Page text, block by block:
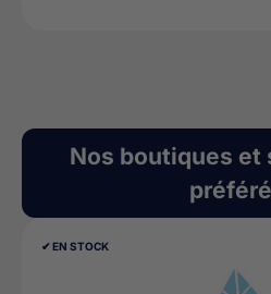
Nos boutiques
✔︎ EN STOCK